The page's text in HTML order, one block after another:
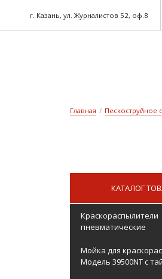
г. Казань, ул. Журналистов 52, оф.8
Главная / Пескоструйное
КАТАЛОГ
Краскораспылители
пневматические
Мойка для
Модель 39500NT с